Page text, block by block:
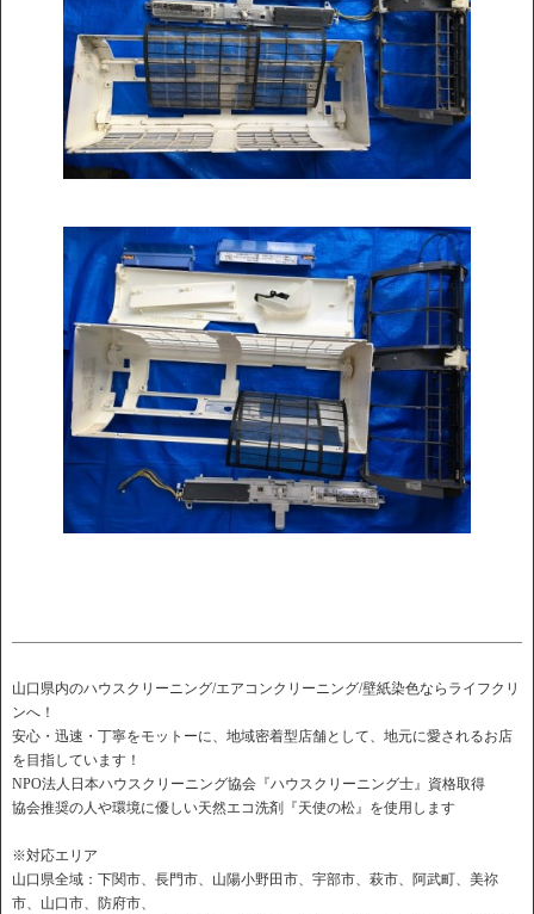
山口県内のハウスクリーニング/エアコンクリーニング/壁紙染色ならライフクリ
ンへ！
安心・迅速・丁寧をモットーに、地域密着型店舗として、地元に愛されるお店
を目指しています！
NPO法人日本ハウスクリーニング協会『ハウスクリーニング士』資格取得
協会推奨の人や環境に優しい天然エコ洗剤『天使の松』を使用します
※対応エリア
山口県全域：下関市、長門市、山陽小野田市、宇部市、萩市、阿武町、美祢
市、山口市、防府市、